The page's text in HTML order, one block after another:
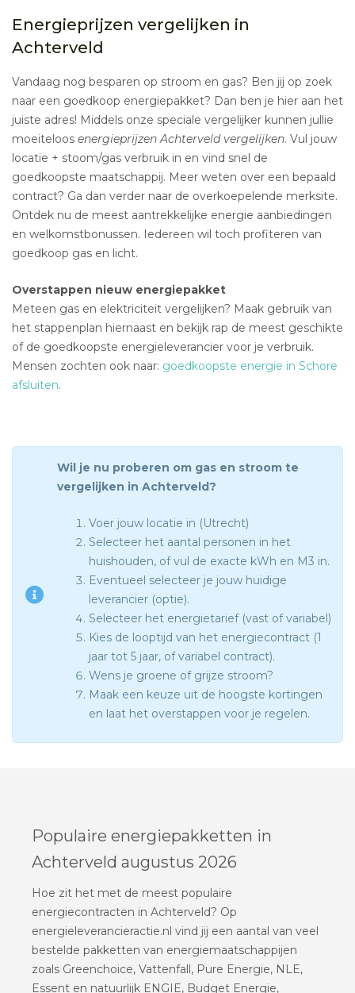
Energieprijzen vergelijken in
Achterveld
Vandaag nog besparen op stroom en gas? Ben jij op zoek
naar een goedkoop energiepakket? Dan ben je hier aan het
juiste adres! Middels onze speciale vergelijker kunnen jullie
moeiteloos energieprijzen Achterveld vergelijken. Vul jouw
locatie + stoom/gas verbruik in en vind snel de
goedkoopste maatschappij. Meer weten over een bepaald
contract? Ga dan verder naar de overkoepelende merksite.
Ontdek nu de meest aantrekkelijke energie aanbiedingen
en welkomstbonussen. Iedereen wil toch profiteren van
goedkoop gas en licht.
Overstappen nieuw energiepakket
Meteen gas en elektriciteit vergelijken? Maak gebruik van
het stappenplan hiernaast en bekijk rap de meest geschikte
of de goedkoopste energieleverancier voor je verbruik.
Mensen zochten ook naar: goedkoopste energie in Schore
afsluiten.
Wil je nu proberen om gas en stroom te
vergelijken in Achterveld?
Voer jouw locatie in (Utrecht)
Selecteer het aantal personen in het
huishouden, of vul de exacte kWh en M3 in.
Eventueel selecteer je jouw huidige
leverancier (optie).
Selecteer het energietarief (vast of variabel)
Kies de looptijd van het energiecontract (1
jaar tot 5 jaar, of variabel contract).
Wens je groene of grijze stroom?
Maak een keuze uit de hoogste kortingen
en laat het overstappen voor je regelen.
Populaire energiepakketten in
Achterveld augustus 2026
Hoe zit het met de meest populaire
energiecontracten in Achterveld? Op
energieleverancieractie.nl vind jij een aantal van veel
bestelde pakketten van energiemaatschappijen
zoals Greenchoice, Vattenfall, Pure Energie, NLE,
Essent en natuurlijk ENGIE, Budget Energie,